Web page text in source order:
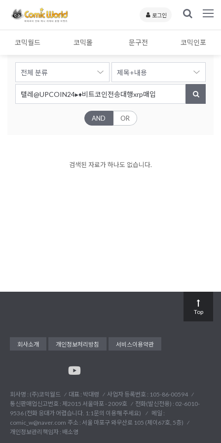
로그인
코믹월드 코믹몰 문구전 코믹인포
AND OR
검색된 자료가 하나도 없습니다.
회사소개 개인정보처리방침 서비스이용약관
회사명 : (주)코믹월드 대표 : 박대령
사업자 등록번호 : 105-86-00594
통신판매업신고번호 : 제2015 서울마포 - 2009호
전화(발신전용) : 02-6010-
9536 (전화 응대가 어렵습니다. 1:1문의 이용해 주세요)
메일 :
comic_w@naver.com 주소 : 서울 마포구 와우산로 105 (제이67호, 5층)
개인정보관리책임자 : 배소영
Top